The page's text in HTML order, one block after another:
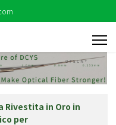
Rivestita in Oro in
per